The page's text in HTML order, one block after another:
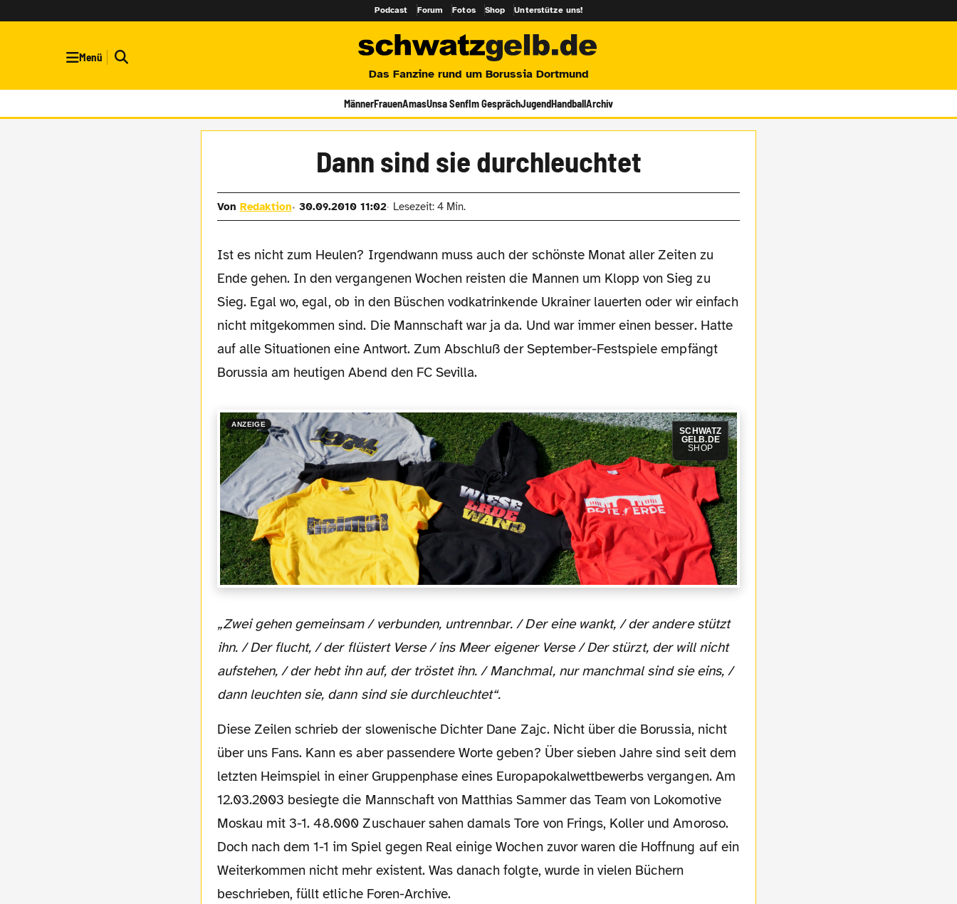
Podcast Forum Fotos Shop Unterstütze uns!
Menü
Das Fanzine rund um Borussia Dortmund
MännerFrauenAmasUnsa SenfIm GesprächJugendHandballArchiv
Dann sind sie durchleuchtet
Von Redaktion 30.09.2010 11:02 Lesezeit: 4 Min.
Ist es nicht zum Heulen? Irgendwann muss auch der schönste Monat aller Zeiten zu
Ende gehen. In den vergangenen Wochen reisten die Mannen um Klopp von Sieg zu
Sieg. Egal wo, egal, ob in den Büschen vodkatrinkende Ukrainer lauerten oder wir einfach
nicht mitgekommen sind. Die Mannschaft war ja da. Und war immer einen besser. Hatte
auf alle Situationen eine Antwort. Zum Abschluß der September-Festspiele empfängt
Borussia am heutigen Abend den FC Sevilla.
ANZEIGE
SCHWATZ
GELB.DE
SHOP
„Zwei gehen gemeinsam / verbunden, untrennbar. / Der eine wankt, / der andere stützt
ihn. / Der flucht, / der flüstert Verse / ins Meer eigener Verse / Der stürzt, der will nicht
aufstehen, / der hebt ihn auf, der tröstet ihn. / Manchmal, nur manchmal sind sie eins, /
dann leuchten sie, dann sind sie durchleuchtet“.
Diese Zeilen schrieb der slowenische Dichter Dane Zajc. Nicht über die Borussia, nicht
über uns Fans. Kann es aber passendere Worte geben? Über sieben Jahre sind seit dem
letzten Heimspiel in einer Gruppenphase eines Europapokalwettbewerbs vergangen. Am
12.03.2003 besiegte die Mannschaft von Matthias Sammer das Team von Lokomotive
Moskau mit 3-1. 48.000 Zuschauer sahen damals Tore von Frings, Koller und Amoroso.
Doch nach dem 1-1 im Spiel gegen Real einige Wochen zuvor waren die Hoffnung auf ein
Weiterkommen nicht mehr existent. Was danach folgte, wurde in vielen Büchern
beschrieben, füllt etliche Foren-Archive.